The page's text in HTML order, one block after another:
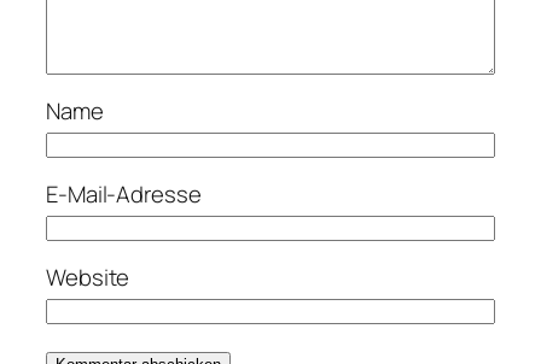
Name
E-Mail-Adresse
Website